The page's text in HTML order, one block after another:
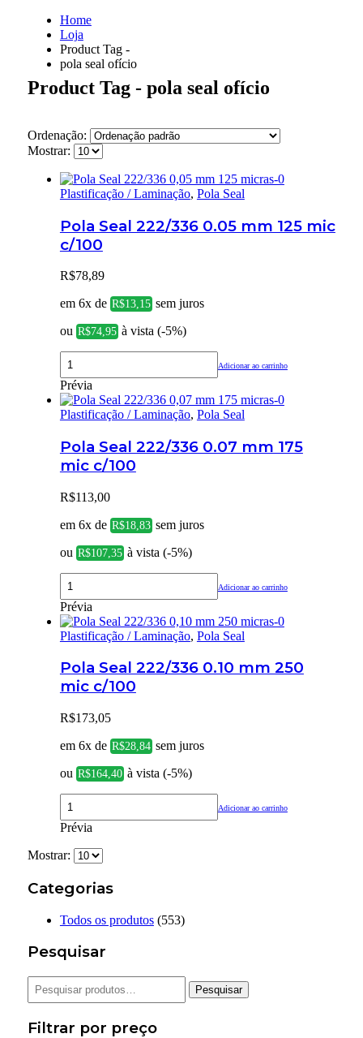
Home
Loja
Product Tag -
pola seal ofício
Product Tag - pola seal ofício
Ordenação:
Mostrar:
Plastificação / Laminação, Pola Seal
Pola Seal 222/336 0.05 mm 125 mic
c/100
R$78,89
em 6x de R$13,15 sem juros
ou R$74,95 à vista (-5%)
Adicionar ao carrinho
Prévia
Plastificação / Laminação, Pola Seal
Pola Seal 222/336 0.07 mm 175
mic c/100
R$113,00
em 6x de R$18,83 sem juros
ou R$107,35 à vista (-5%)
Adicionar ao carrinho
Prévia
Plastificação / Laminação, Pola Seal
Pola Seal 222/336 0.10 mm 250
mic c/100
R$173,05
em 6x de R$28,84 sem juros
ou R$164,40 à vista (-5%)
Adicionar ao carrinho
Prévia
Mostrar:
Categorias
Todos os produtos (553)
Pesquisar
Pesquisar
por:
Pesquisar
Filtrar por preço